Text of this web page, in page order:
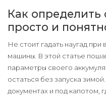
Как определить
просто и
Не стоит гадать наугад
машины. В этой статье
параметры своего
остаться без запуска
документах и под капотом,